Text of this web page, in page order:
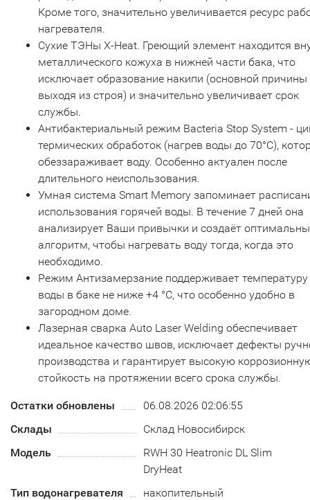
Кроме того, значительно увеличивается ресурс
нагревателя.
Сухие ТЭНы X-Heat. Греющий элемент находится
металлического кожуха в нижней части бака, что
исключает образование накипи (основной причины
выходя из строя) и значительно увеличивает срок
службы.
Антибактериальный режим Bacteria Stop System -
термических обработок (нагрев воды до 70°С),
обеззараживает воду. Особенно актуален после
длительного неиспользования.
Умная система Smart Memory запоминает
использования горячей воды. В течение 7 дней она
анализирует Ваши привычки и создаёт
алгоритм, чтобы нагревать воду тогда, когда это
необходимо.
Режим Антизамерзание поддерживает температуру
воды в баке не ниже +4 °С, что особенно удобно в
загородном доме.
Лазерная сварка Auto Laser Welding обеспечивает
идеальное качество швов, исключает дефекты
производства и гарантирует высокую
стойкость на протяжении всего срока службы.
Остатки обновлены
06.08.2026 02:06:55
Склады
Склад Новосибирск
Модель
RWH 30 Heatronic DL Slim
DryHeat
Тип водонагревателя
накопительный